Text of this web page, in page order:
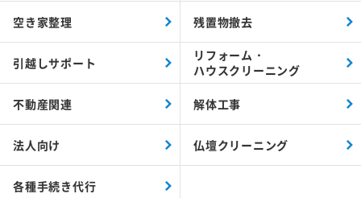
空き家整理 残置物撤去
引越しサポート
リフォーム・
ハウスクリーニング
不動産関連 解体工事
法人向け 仏壇クリーニング
各種手続き代行